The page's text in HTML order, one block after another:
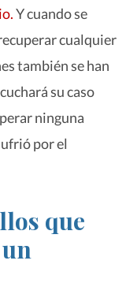
Y cuando se
cualquier
también se han
su caso
ninguna
por el
que